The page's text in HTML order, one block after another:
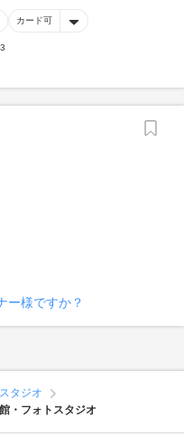
カード可
ー様ですか？
タジオ
・フォトスタジオ